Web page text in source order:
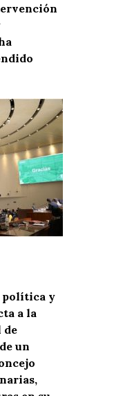
política y
a la
de
un